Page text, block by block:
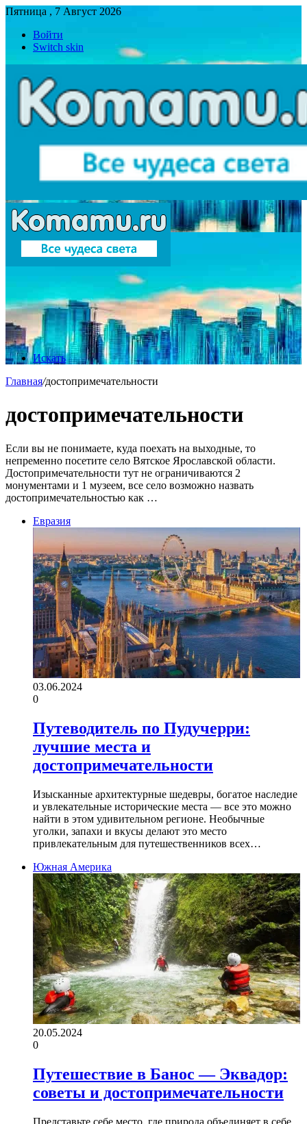
Пятница , 7 Август 2026
Войти
Switch skin
Искать
Главная/достопримечательности
достопримечательности
Если вы не понимаете, куда поехать на выходные, то
непременно посетите село Вятское Ярославской области.
Достопримечательности тут не ограничиваются 2
монументами и 1 музеем, все село возможно назвать
достопримечательностью как …
Евразия
03.06.2024
0
Путеводитель по Пудучерри:
лучшие места и
достопримечательности
Изысканные архитектурные шедевры, богатое наследие
и увлекательные исторические места — все это можно
найти в этом удивительном регионе. Необычные
уголки, запахи и вкусы делают это место
привлекательным для путешественников всех…
Южная Америка
20.05.2024
0
Путешествие в Банос — Эквадор:
советы и достопримечательности
Представьте себе место, где природа объединяет в себе